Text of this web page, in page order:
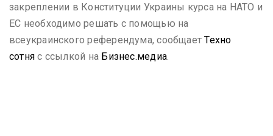
закреплении в Конституции Украины курса на НАТО и
ЕС необходимо решать с помощью на
всеукраинского референдума, сообщаетТехно
сотня с ссылкой на Бизнес.медиа.